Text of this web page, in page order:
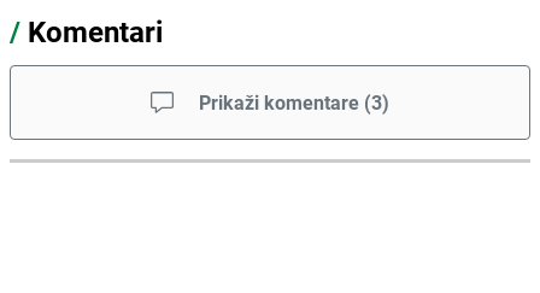
/ Komentari
Prikaži komentare (3)